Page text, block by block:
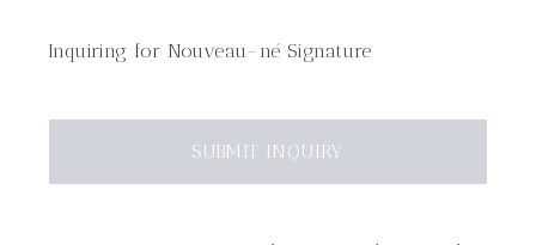
Inquiring for Nouveau-né Signature
SUBMIT INQUIRY